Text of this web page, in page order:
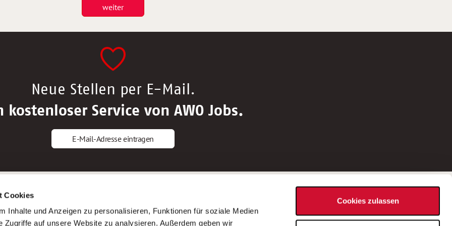
Cookies
Inhalte und Anzeigen zu personalisieren, Funktionen für soziale Medien
Zugriffe auf unsere Website zu analysieren. Außerdem geben wir
Cookies zulassen
weiter
Neue Stellen per E-Mail.
kostenloser Service von AWO Jobs.
E-Mail-Adresse eintragen
Altenpfleger*in
Krankenpfleger*in
AWO Gliederungen nach Bundesland
Stellenangebote nach Bundesländern